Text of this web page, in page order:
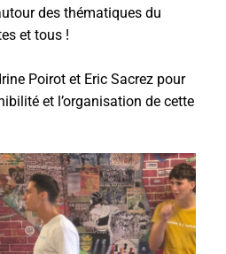
des thématiques du
et tous !
Poirot et Eric Sacrez pour
et l’organisation de cette